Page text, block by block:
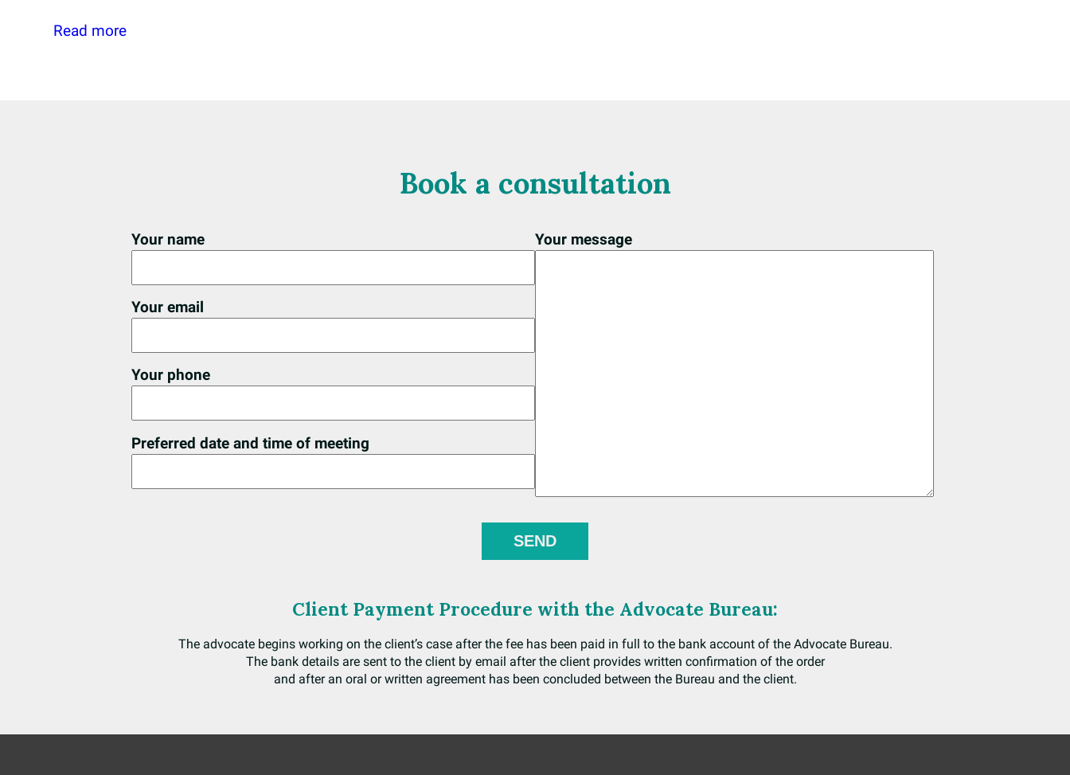
Read more
Book a consultation
Your name
Your email
Your phone
Preferred date and time of meeting
Your message
Client Payment Procedure with the Advocate Bureau:
The advocate begins working on the client’s case after the fee has been paid in full to the bank account of the Advocate Bureau.
The bank details are sent to the client by email after the client provides written confirmation of the order
and after an oral or written agreement has been concluded between the Bureau and the client.